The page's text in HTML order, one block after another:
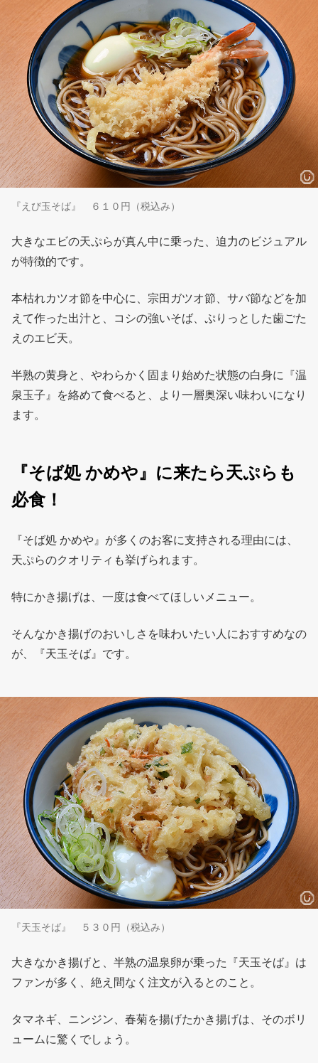
『えび玉そば』 ６１０円（税込み）
大きなエビの天ぷらが真ん中に乗った、迫力のビジュアル
が特徴的です。
本枯れカツオ節を中心に、宗田ガツオ節、サバ節などを加
えて作った出汁と、コシの強いそば、ぷりっとした歯ごた
えのエビ天。
半熟の黄身と、やわらかく固まり始めた状態の白身に『温
泉玉子』を絡めて食べると、より一層奥深い味わいになり
ます。
『そば処 かめや』に来たら天ぷらも
必食！
『そば処 かめや』が多くのお客に支持される理由には、
天ぷらのクオリティも挙げられます。
特にかき揚げは、一度は食べてほしいメニュー。
そんなかき揚げのおいしさを味わいたい人におすすめなの
が、『天玉そば』です。
『天玉そば』 ５３０円（税込み）
大きなかき揚げと、半熟の温泉卵が乗った『天玉そば』は
ファンが多く、絶え間なく注文が入るとのこと。
タマネギ、ニンジン、春菊を揚げたかき揚げは、そのボリ
ュームに驚くでしょう。